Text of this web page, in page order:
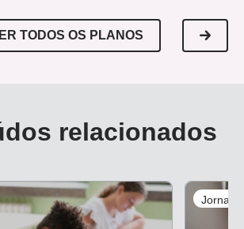
TODOS OS PLANOS
relacionados